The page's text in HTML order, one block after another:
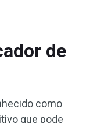
de
como
que pode